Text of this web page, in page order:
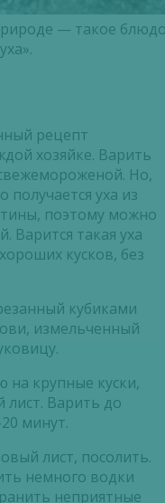
— такое
рецепт
хозяйке. Варить
Но,
получается уха из
поэтому можно
Варится такая уха
кусков, без
кубиками
измельченный
на крупные куски,
Варить до
минут.
лист, посолить.
немного водки
неприятные